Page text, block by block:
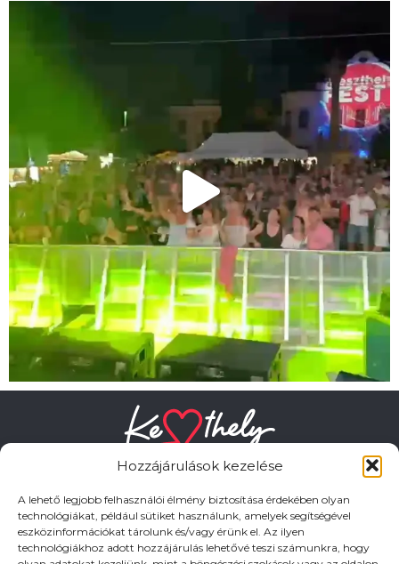
Hozzájárulások kezelése
A lehető legjobb felhasználói élmény biztosítása érdekében olyan
technológiákat, például sütiket használunk, amelyek segítségével
eszközinformációkat tárolunk és/vagy érünk el. Az ilyen
technológiákhoz adott hozzájárulás lehetővé teszi számunkra, hogy
HASZNOS LINKEK